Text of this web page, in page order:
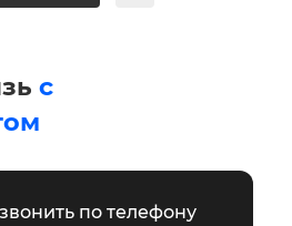
с
по телефону